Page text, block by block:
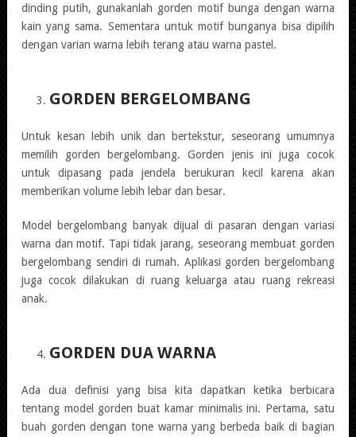
dinding putih, gunakanlah gorden motif bunga dengan warna
kain yang sama. Sementara untuk motif bunganya bisa dipilih
dengan varian warna lebih terang atau warna pastel.
GORDEN BERGELOMBANG
Untuk kesan lebih unik dan bertekstur, seseorang umumnya
memilih gorden bergelombang. Gorden jenis ini juga cocok
untuk dipasang pada jendela berukuran kecil karena akan
memberikan volume lebih lebar dan besar.
Model bergelombang banyak dijual di pasaran dengan variasi
warna dan motif. Tapi tidak jarang, seseorang membuat gorden
bergelombang sendiri di rumah. Aplikasi gorden bergelombang
juga cocok dilakukan di ruang keluarga atau ruang rekreasi
anak.
GORDEN DUA WARNA
Ada dua definisi yang bisa kita dapatkan ketika berbicara
tentang model gorden buat kamar minimalis ini. Pertama, satu
buah gorden dengan tone warna yang berbeda baik di bagian